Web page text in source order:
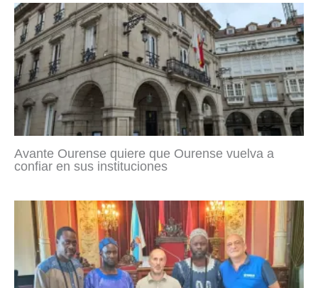
Avante Ourense quiere que Ourense vuelva a
confiar en sus instituciones